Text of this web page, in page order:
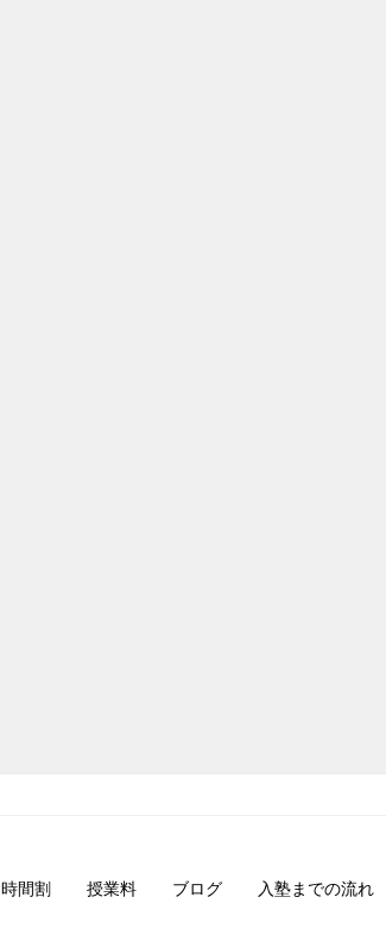
時間割 授業料 ブログ 入塾までの流れ